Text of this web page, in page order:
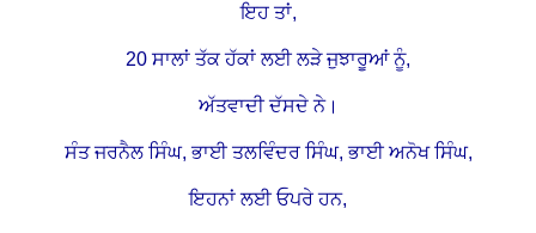
ਇਹ ਤਾਂ,
20 ਸਾਲਾਂ ਤੱਕ ਹੱਕਾਂ ਲਈ ਲੜੇ ਜੁਝਾਰੂਆਂ ਨੂੰ,
ਅੱਤਵਾਦੀ ਦੱਸਦੇ ਨੇ।
ਸੰਤ ਜਰਨੈਲ ਸਿੰਘ, ਭਾਈ ਤਲਵਿੰਦਰ ਸਿੰਘ, ਭਾਈ ਅਨੋਖ ਸਿੰਘ,
ਇਹਨਾਂ ਲਈ ਓਪਰੇ ਹਨ,